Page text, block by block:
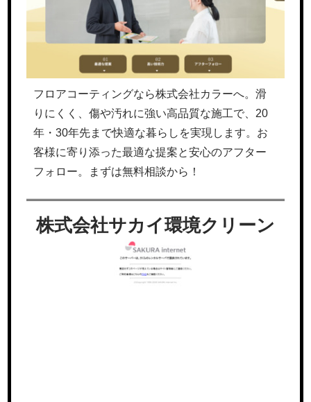
フロアコーティングなら株式会社カラーへ。滑
りにくく、傷や汚れに強い高品質な施工で、20
年・30年先まで快適な暮らしを実現します。お
客様に寄り添った最適な提案と安心のアフター
フォロー。まずは無料相談から！
株式会社サカイ環境クリーン